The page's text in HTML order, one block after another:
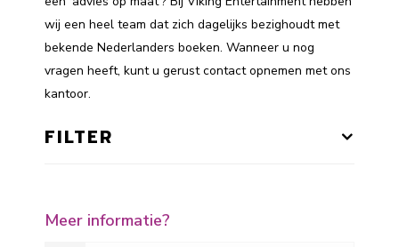
wij een heel team dat zich dagelijks bezighoudt met
bekende Nederlanders boeken. Wanneer u nog
vragen heeft, kunt u gerust contact opnemen met ons
kantoor.
FILTER
Meer informatie?